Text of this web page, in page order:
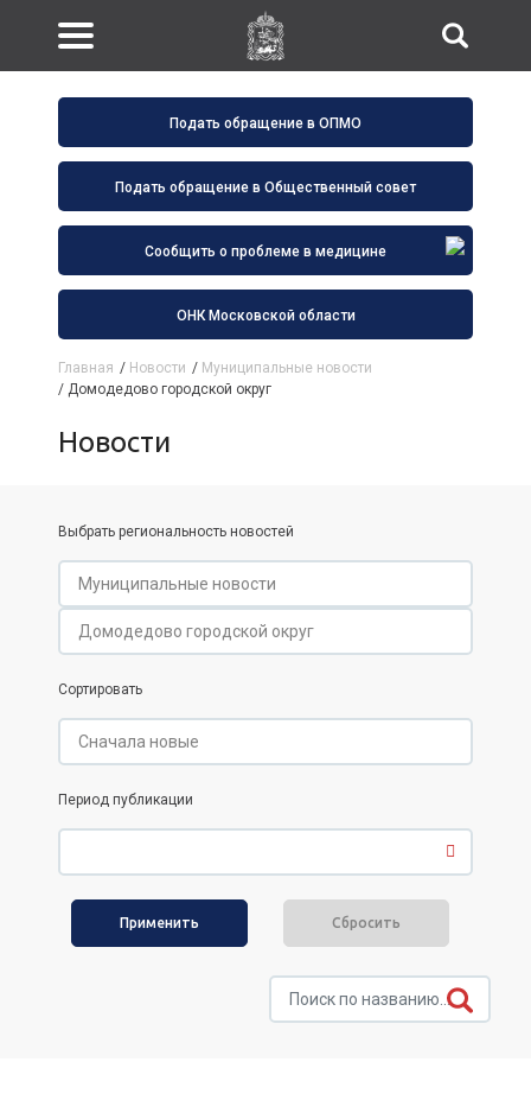
Подать обращение в ОПМО
Подать обращение в Общественный совет
Сообщить о проблеме в медицине
ОНК Московской области
Главная / Новости / Муниципальные новости
/ Домодедово городской округ
Новости
Выбрать региональность новостей
Сортировать
Период публикации
Сбросить